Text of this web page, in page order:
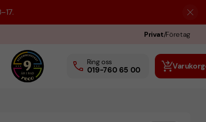
Privat/Företag
Ring oss
019-760 65 00